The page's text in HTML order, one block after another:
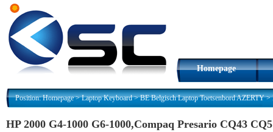
Homepage
Position:Homepage>Laptop Keyboard>BE Belgisch Laptop Toetsenbord AZERTY>
HP 2000 G4-1000 G6-1000,Compaq Presario CQ43